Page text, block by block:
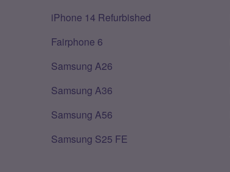
iPhone 14 Refurbished
Fairphone 6
Samsung A26
Samsung A36
Samsung A56
Samsung S25 FE